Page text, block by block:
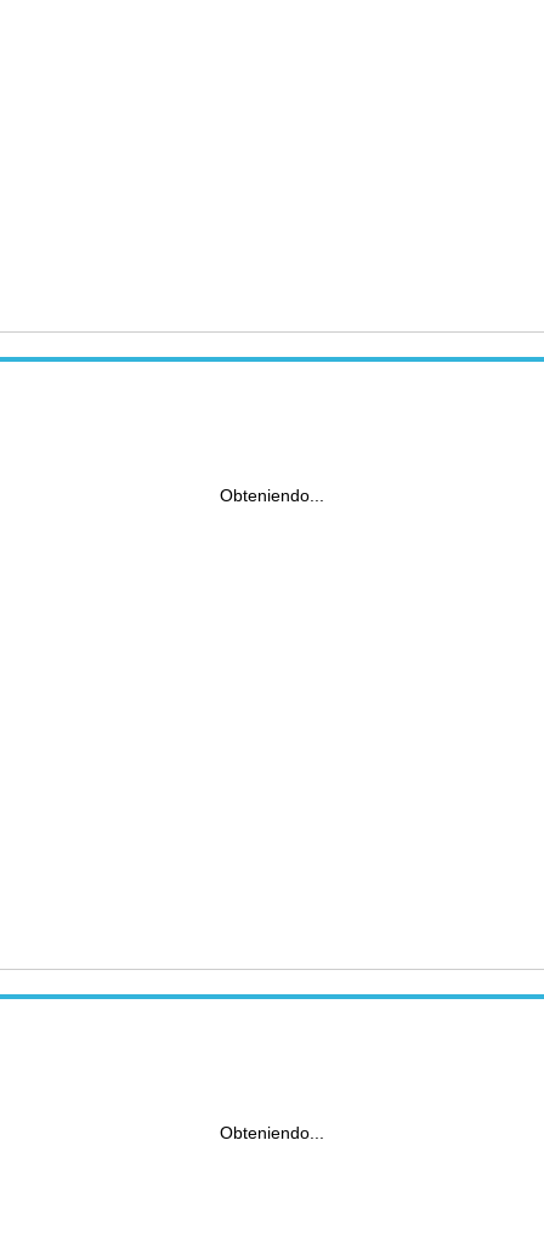
Obteniendo...
Obteniendo...